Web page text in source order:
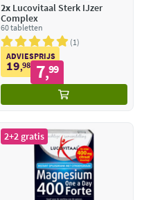
2xLucovitaal Sterk IJzer
Complex
60 tabletten
1
ADVIESPRIJS
19,98 7,99
2+2 gratis